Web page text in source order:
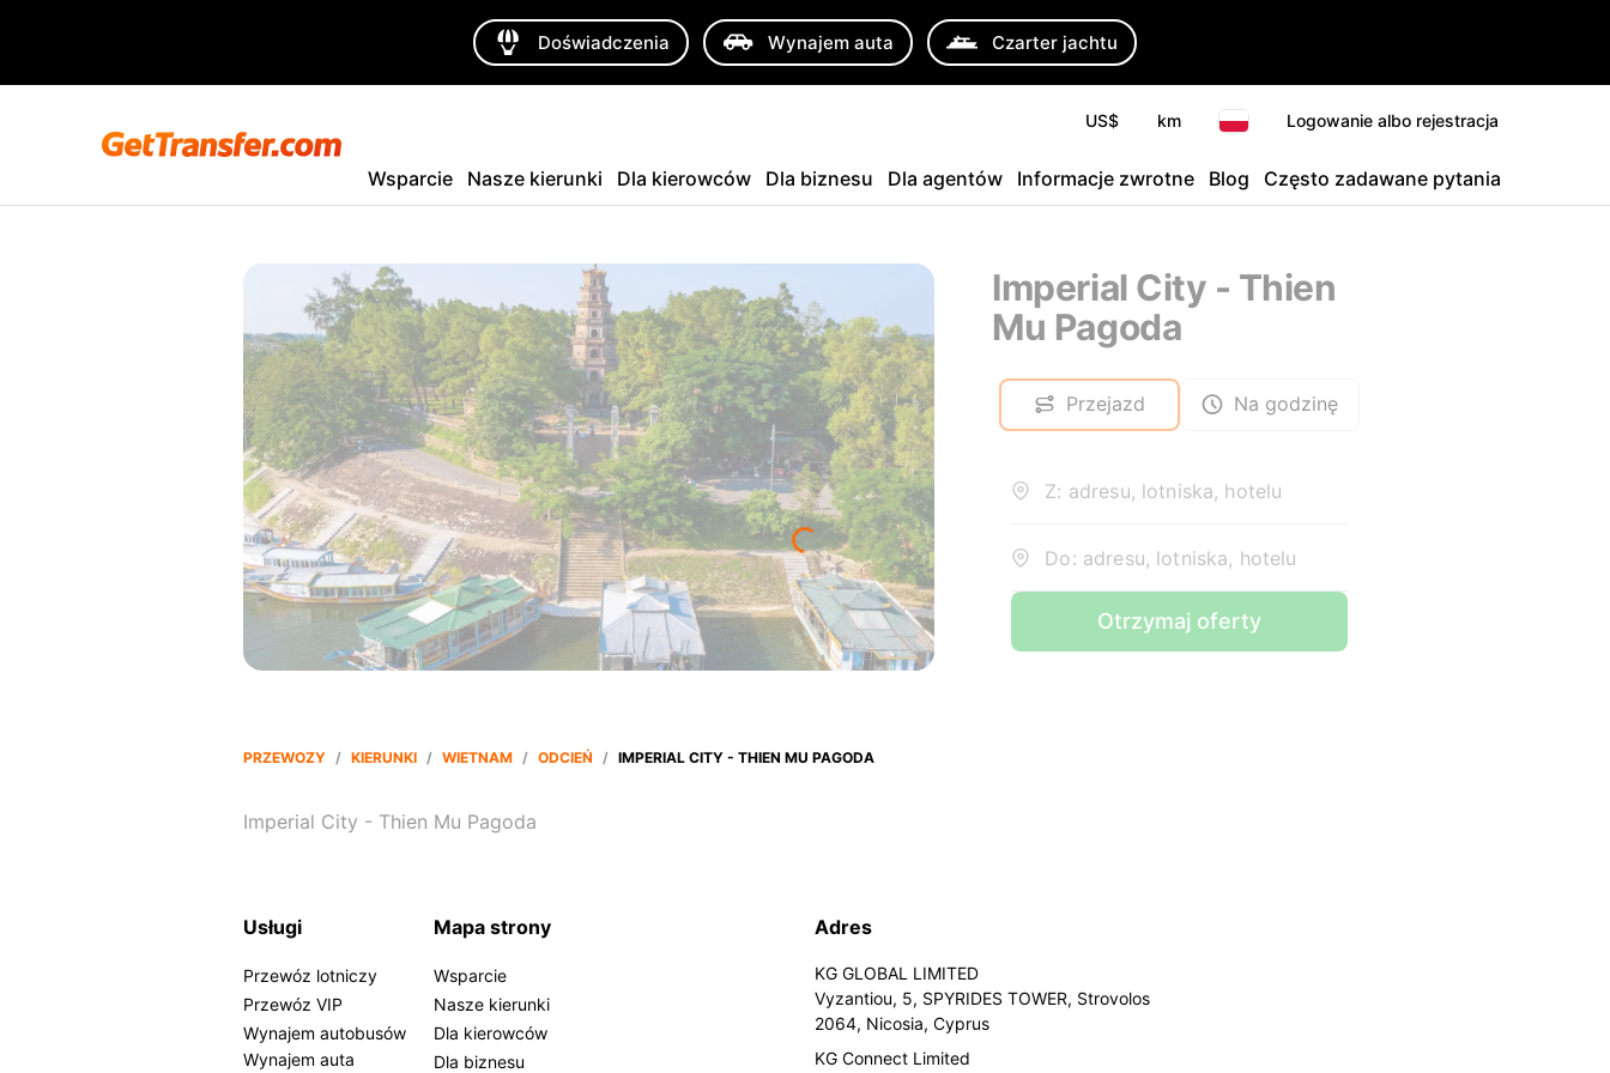
Doświadczenia Wynajem auta Czarter jachtu
US$ km Logowanie albo rejestracja
Wsparcie Nasze kierunki Dla kierowców Dla biznesu Dla agentów Informacje zwrotne Blog Często zadawane pytania
Imperial City - Thien
Mu Pagoda
Przejazd Na godzinę
Z: adresu, lotniska, hotelu
Do: adresu, lotniska, hotelu
Otrzymaj oferty
PRZEWOZY / KIERUNKI / WIETNAM / ODCIEŃ / IMPERIAL CITY - THIEN MU PAGODA
Imperial City - Thien Mu Pagoda
Usługi
Przewóz lotniczy
Przewóz VIP
Wynajem autobusów
Wynajem auta
Mapa strony
Wsparcie
Nasze kierunki
Dla kierowców
Dla biznesu
Adres
KG GLOBAL LIMITED
Vyzantiou, 5, SPYRIDES TOWER, Strovolos
2064, Nicosia, Cyprus
KG Connect Limited